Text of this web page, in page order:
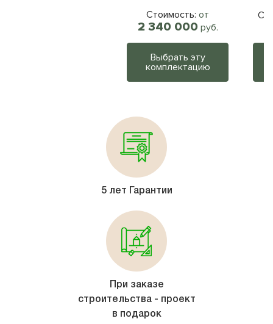
Стоимость: от
2 340 000руб.
Выбрать эту
комплектацию
5 лет Гарантии
При заказе
строительства - проект
в подарок